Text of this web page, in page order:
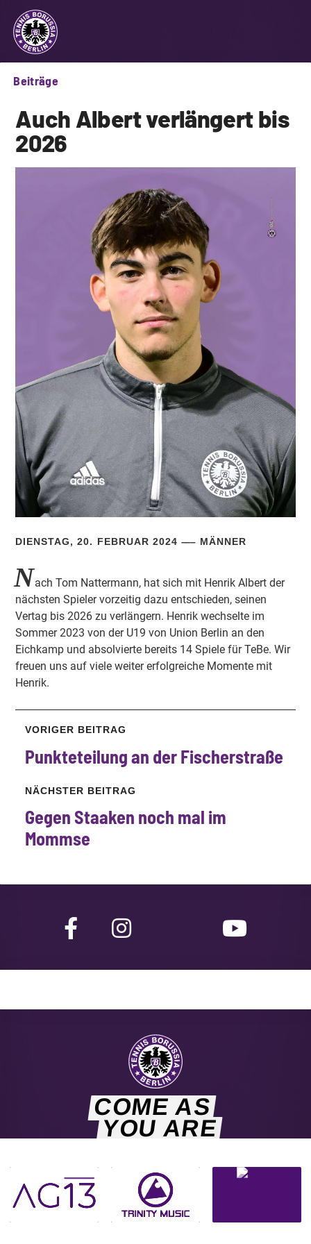
Beiträge
Auch Albert verlängert bis
2026
DIENSTAG, 20. FEBRUAR 2024 MÄNNER
Nach Tom Nattermann, hat sich mit Henrik Albert der
nächsten Spieler vorzeitig dazu entschieden, seinen
Vertag bis 2026 zu verlängern. Henrik wechselte im
Sommer 2023 von der U19 von Union Berlin an den
Eichkamp und absolvierte bereits 14 Spiele für TeBe. Wir
freuen uns auf viele weiter erfolgreiche Momente mit
Henrik.
VORIGER BEITRAG
Punkteteilungan derFischerstraße
NÄCHSTER BEITRAG
Gegen Staaken noch mal im
Mommse
COME AS
YOU ARE